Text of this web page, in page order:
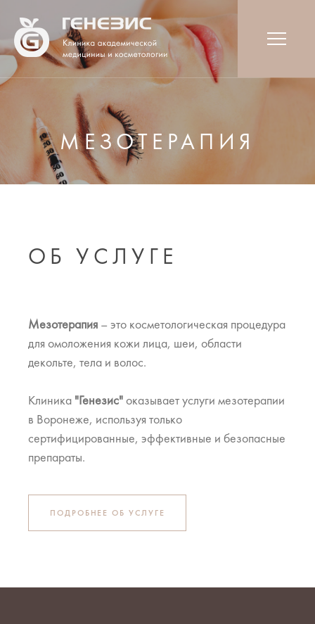
МЕЗОТЕРАПИЯ
ОБ УСЛУГЕ
Мезотерапия – это косметологическая процедура
для омоложения кожи лица, шеи, области
декольте, тела и волос.
Клиника "Генезис" оказывает услуги мезотерапии
в Воронеже, используя только
сертифицированные, эффективные и безопасные
препараты.
ПОДРОБНЕЕ ОБ УСЛУГЕ